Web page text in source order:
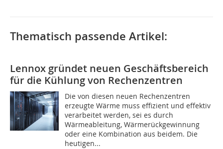
Thematisch passende Artikel:
Lennox gründet neuen Geschäftsbereich
für die Kühlung von Rechenzentren
Die von diesen neuen Rechenzentren
erzeugte Wärme muss effizient und effektiv
verarbeitet werden, sei es durch
Wärmeableitung, Wärmerückgewinnung
oder eine Kombination aus beidem. Die
heutigen...